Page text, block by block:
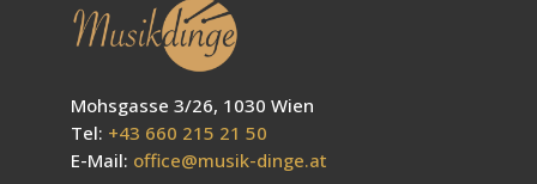
Mohsgasse 3/26, 1030 Wien
Tel: +43 660 215 21 50
E-Mail: office@musik-dinge.at